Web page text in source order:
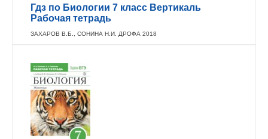
Гдз по Биологии 7 класс Вертикаль
Рабочая тетрадь
ЗАХАРОВ В.Б., СОНИНА Н.И. ДРОФА 2018